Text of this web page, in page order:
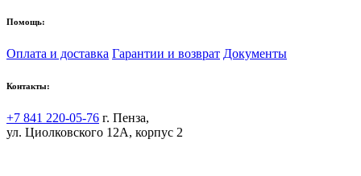
Помощь:
Оплата и доставка Гарантии и возврат Документы
Контакты:
+7 841 220-05-76 г. Пенза,
ул. Циолковского 12А, корпус 2